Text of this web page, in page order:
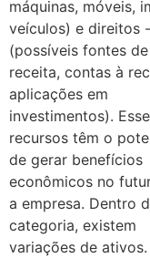
máquinas, móveis,
veículos) e direitos -
(possíveis fontes de
receita, contas à
aplicações em
investimentos).
recursos têm o
de gerar benefícios
econômicos no
a empresa. Dentro
categoria, existem
variações de ativos.